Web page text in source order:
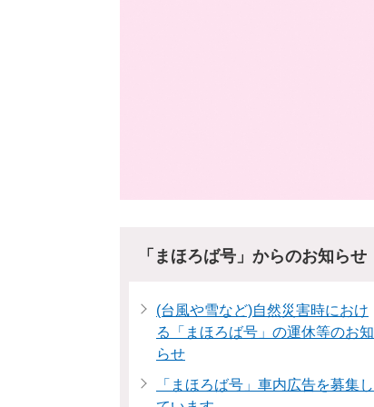
「まほろば号」からのお知らせ
(台風や雪など)自然災害時におけ
る「まほろば号」の運休等のお知
らせ
「まほろば号」車内広告を募集し